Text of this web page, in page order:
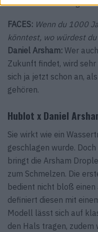
muss durch Zufall
FACES: Wenn du 1000
könntest, wo würdest
Daniel Arsham: Wer
Zukunft findet, wird
sich ja jetzt schon an,
gehören.
Hublot x Daniel
Sie wirkt wie ein
geschlagen wurde.
bringt die Arsham
zum Schmelzen. Die
bedient nicht bloß
definiert diesen mit
Modell lässt sich auf
den Hals tragen,